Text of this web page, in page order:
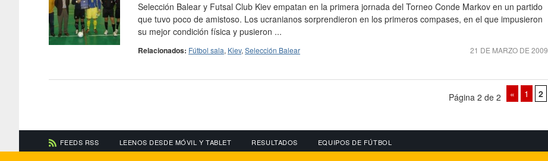
Selección Balear y Futsal Club Kiev empatan en la primera jornada del Torneo Conde Markov en un partido
que tuvo poco de amistoso. Los ucranianos sorprendieron en los primeros compases, en el que impusieron
su mejor condición física y pusieron ...
21 DE MARZO DE 2009
Relacionados: Fútbol sala, Kiev, Selección Balear
Página 2 de 2 « 1 2
FEEDS RSS LEENOS DESDE MÓVIL Y TABLET RESULTADOS EQUIPOS DE FÚTBOL